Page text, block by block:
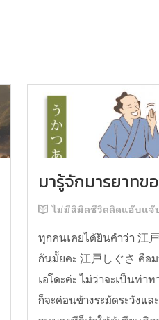
มารู้จักมารยาทข
ไม่มีลิมิตชีวิตติดแอ๊บแจ๊
ทุกคนเคยได้ยินคำว่า 江
กันมั้ยคะ 江戸しぐさ คือ
เอโดะค่ะ ไม่ว่าจะเป็นท่า
ก็จะค่อนข้างระมัดระวังแล